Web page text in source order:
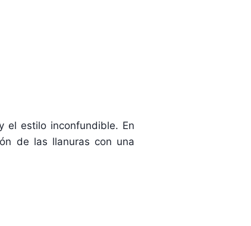
el estilo inconfundible. En
de las llanuras con una